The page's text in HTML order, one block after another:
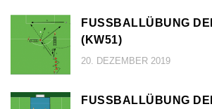
FUSSBALLÜBUNG
KW51)
20. DEZEMBER 2019
FUSSBALLÜBUNG